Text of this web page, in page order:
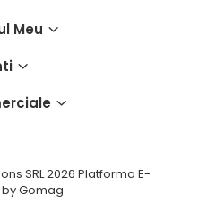
Meu
SRL 2026 Platforma E-
Gomag